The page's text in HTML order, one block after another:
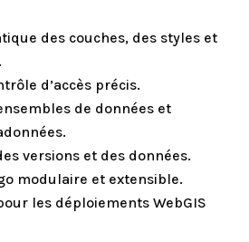
des couches, des styles et
d’accès précis.
de données et
versions et des données.
modulaire et extensible.
les déploiements WebGIS